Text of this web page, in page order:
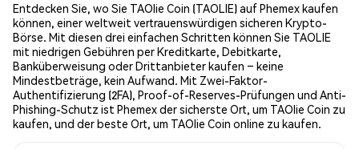
Entdecken Sie, wo Sie TAOlie Coin (TAOLIE) auf Phemex kaufen
können, einer weltweit vertrauenswürdigen sicheren Krypto-
Börse. Mit diesen drei einfachen Schritten können Sie TAOLIE
mit niedrigen Gebühren per Kreditkarte, Debitkarte,
Banküberweisung oder Drittanbieter kaufen – keine
Mindestbeträge, kein Aufwand. Mit Zwei-Faktor-
Authentifizierung (2FA), Proof-of-Reserves-Prüfungen und Anti-
Phishing-Schutz ist Phemex der sicherste Ort, um TAOlie Coin zu
kaufen, und der beste Ort, um TAOlie Coin online zu kaufen.